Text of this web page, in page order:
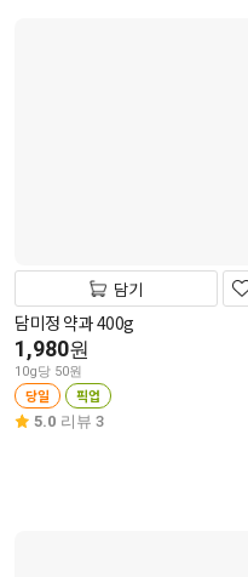
담기
담미정 약과 400g
1,980원
10g당 50원
당일 픽업
5.0 리뷰 3